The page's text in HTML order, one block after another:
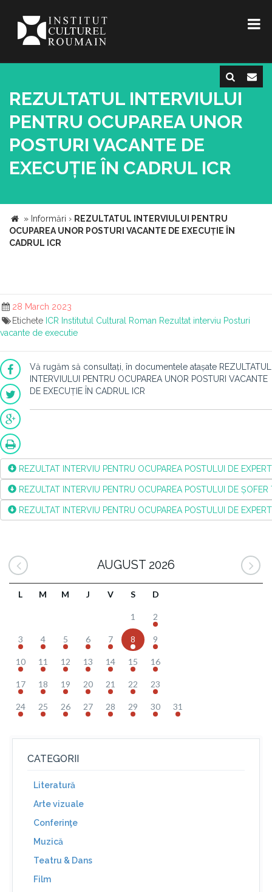
REZULTATUL INTERVIULUI
PENTRU OCUPAREA UNOR
POSTURI VACANTE DE
EXECUȚIE ÎN CADRUL ICR
» Informări › REZULTATUL INTERVIULUI PENTRU
OCUPAREA UNOR POSTURI VACANTE DE EXECUȚIE ÎN
CADRUL ICR
28 March 2023
Etichete ICR Institutul Cultural Roman Rezultat interviu Posturi
vacante de executie
Vă rugăm să consultați, în documentele atașate REZULTATUL
INTERVIULUI PENTRU OCUPAREA UNOR POSTURI VACANTE
DE EXECUȚIE ÎN CADRUL ICR
REZULTAT INTERVIU PENTRU OCUPAREA POSTULUI DE
REZULTAT INTERVIU PENTRU OCUPAREA POSTULUI DE
REZULTAT INTERVIU PENTRU OCUPAREA POSTULUI DE
AUGUST 2026
L M M J V S D
1 2
3 4 5 6 7 8 9
10 11 12 13 14 15 16
17 18 19 20 21 22 23
24 25 26 27 28 29 30 31
CATEGORII
Literatură
Arte vizuale
Conferinţe
Muzică
Teatru & Dans
Film